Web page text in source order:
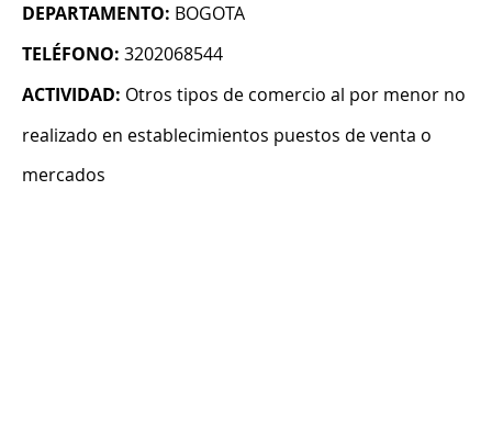
DEPARTAMENTO: BOGOTA
TELÉFONO: 3202068544
ACTIVIDAD: Otros tipos de comercio al por menor no
realizado en establecimientos puestos de venta o
mercados